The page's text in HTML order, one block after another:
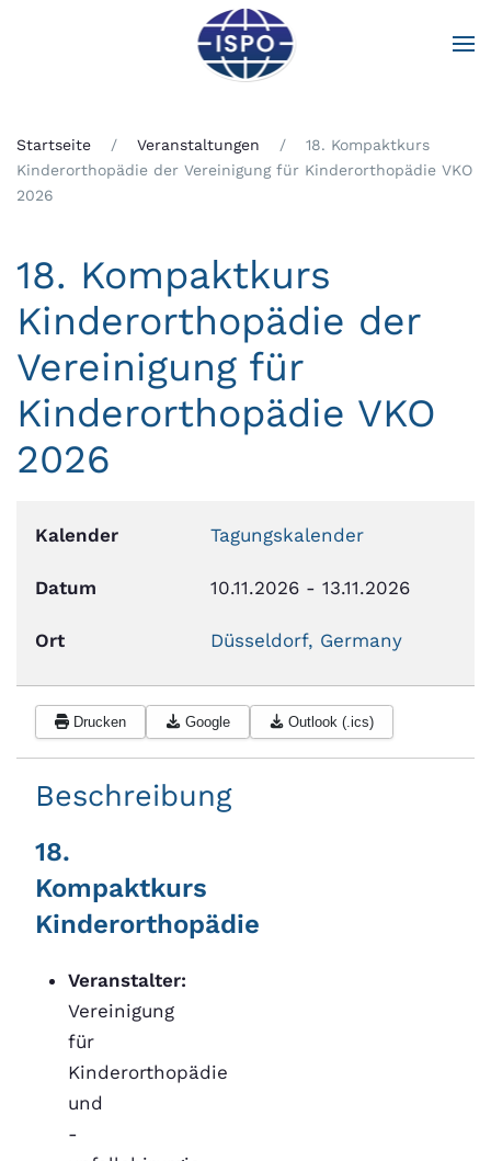
Zum Hauptinhalt springen
Startseite Veranstaltungen
18. Kompaktkurs
Kinderorthopädie der Vereinigung für Kinderorthopädie VKO
2026
18. Kompaktkurs
Kinderorthopädie der
Vereinigung für
Kinderorthopädie VKO
2026
Kalender Tagungskalender
Datum 10.11.2026 - 13.11.2026
Ort Düsseldorf, Germany
Drucken Google Outlook (.ics)
Beschreibung
18.
Kompaktkurs
Kinderorthopädie
Veranstalter:
Vereinigung
für
Kinderorthopädie
und
-